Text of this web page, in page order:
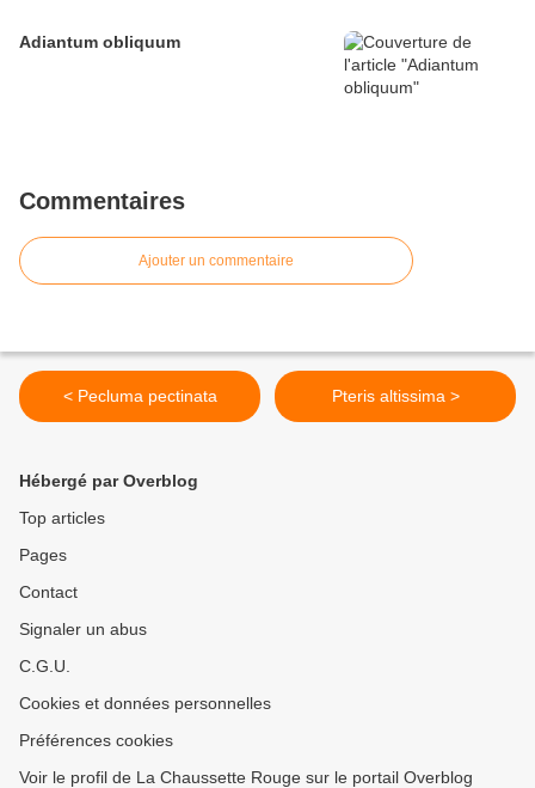
Adiantum obliquum
Commentaires
Ajouter un commentaire
< Pecluma pectinata Pteris altissima >
Hébergé par Overblog
Top articles
Pages
Contact
Signaler un abus
C.G.U.
Cookies et données personnelles
Préférences cookies
Voir le profil de La Chaussette Rouge sur le portail Overblog